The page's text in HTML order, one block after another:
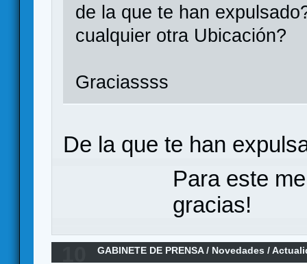
de la que te han
cualquier otra Ubicación?
Graciassss
De la que te han
Para este
gracias!
GABINETE DE PRENSA/ Novedades /